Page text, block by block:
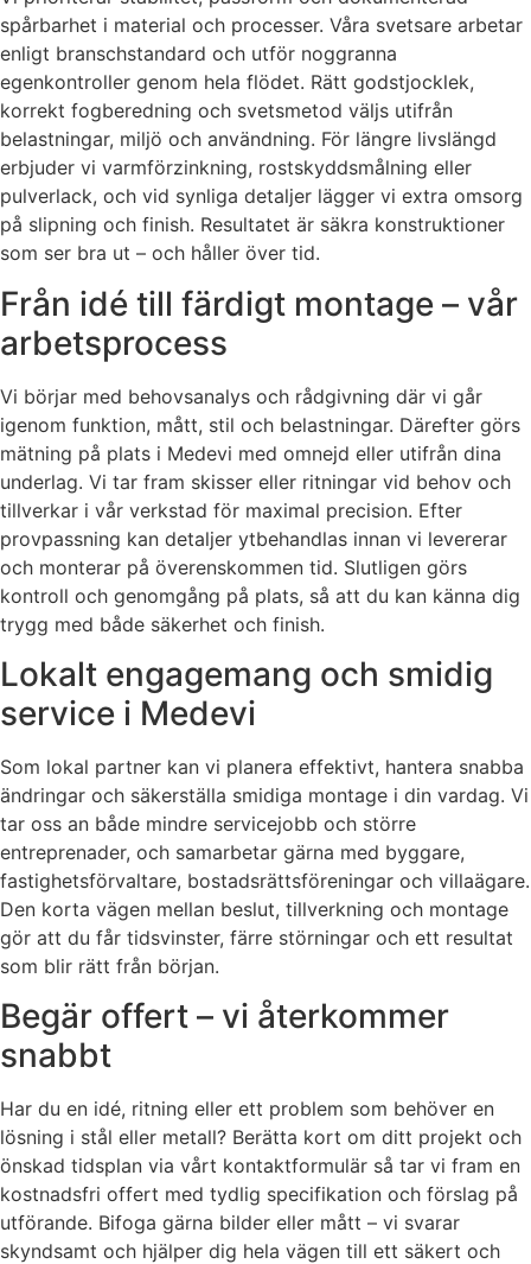
spårbarhet i material och processer. Våra svetsare arbetar
enligt branschstandard och utför noggranna
egenkontroller genom hela flödet. Rätt godstjocklek,
korrekt fogberedning och svetsmetod väljs utifrån
belastningar, miljö och användning. För längre livslängd
erbjuder vi varmförzinkning, rostskyddsmålning eller
pulverlack, och vid synliga detaljer lägger vi extra omsorg
på slipning och finish. Resultatet är säkra konstruktioner
som ser bra ut – och håller över tid.
Från idé till färdigt montage – vår
arbetsprocess
Vi börjar med behovsanalys och rådgivning där vi går
igenom funktion, mått, stil och belastningar. Därefter görs
mätning på plats i Medevi med omnejd eller utifrån dina
underlag. Vi tar fram skisser eller ritningar vid behov och
tillverkar i vår verkstad för maximal precision. Efter
provpassning kan detaljer ytbehandlas innan vi levererar
och monterar på överenskommen tid. Slutligen görs
kontroll och genomgång på plats, så att du kan känna dig
trygg med både säkerhet och finish.
Lokalt engagemang och smidig
service i Medevi
Som lokal partner kan vi planera effektivt, hantera snabba
ändringar och säkerställa smidiga montage i din vardag. Vi
tar oss an både mindre servicejobb och större
entreprenader, och samarbetar gärna med byggare,
fastighetsförvaltare, bostadsrättsföreningar och villaägare.
Den korta vägen mellan beslut, tillverkning och montage
gör att du får tidsvinster, färre störningar och ett resultat
som blir rätt från början.
Begär offert – vi återkommer
snabbt
Har du en idé, ritning eller ett problem som behöver en
lösning i stål eller metall? Berätta kort om ditt projekt och
önskad tidsplan via vårt kontaktformulär så tar vi fram en
kostnadsfri offert med tydlig specifikation och förslag på
utförande. Bifoga gärna bilder eller mått – vi svarar
skyndsamt och hjälper dig hela vägen till ett säkert och